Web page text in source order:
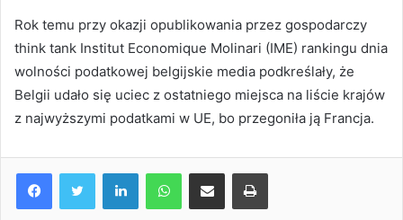
Rok temu przy okazji opublikowania przez gospodarczy
think tank Institut Economique Molinari (IME) rankingu dnia
wolności podatkowej belgijskie media podkreślały, że
Belgii udało się uciec z ostatniego miejsca na liście krajów
z najwyższymi podatkami w UE, bo przegoniła ją Francja.
FacebookTwitter LinkedinWhatsApp
Partagez par mail Imprimez